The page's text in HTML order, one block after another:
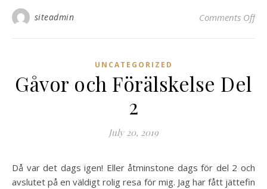
siteadmin Comments Offon
UNCATEGORIZED
Gåvor och Förälskelse Del
2
July 20, 2019
Då var det dags igen! Eller åtminstone dags för del 2 och
avslutet på en väldigt rolig resa för mig. Jag har fått jättefin